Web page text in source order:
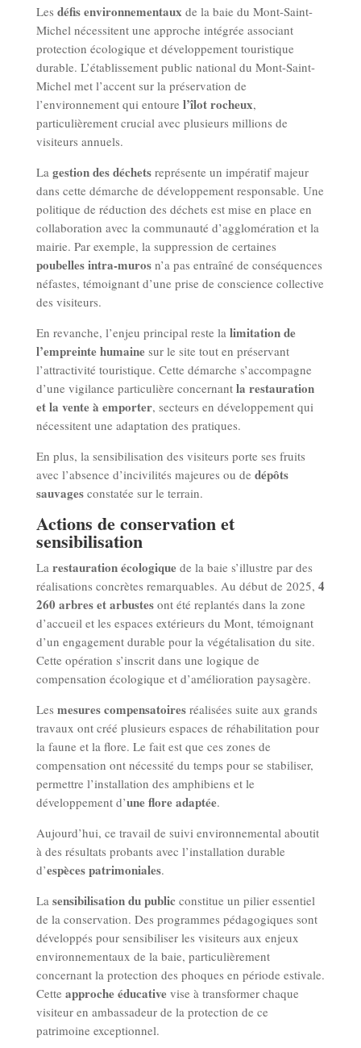
Les défis environnementaux de la baie du Mont-Saint-
Michel nécessitent une approche intégrée associant
protection écologique et développement touristique
durable. L’établissement public national du Mont-Saint-
Michel met l’accent sur la préservation de
l’environnement qui entoure l’îlot rocheux,
particulièrement crucial avec plusieurs millions de
visiteurs annuels.
La gestion des déchetsreprésente un impératif majeur
dans cette démarche de développement responsable. Une
politique de réduction des déchets est mise en place en
collaboration avec la communauté d’agglomération et la
mairie. Par exemple, la suppression de certaines
poubelles intra-murosn’a pas entraîné de conséquences
néfastes, témoignant d’une prise de conscience collective
des visiteurs.
En revanche, l’enjeu principal reste la limitation de
l’empreinte humaine sur le site tout en préservant
l’attractivité touristique. Cette démarche s’accompagne
d’une vigilance particulière concernant la restauration
et la vente à emporter, secteurs en développement qui
nécessitent une adaptation des pratiques.
En plus, la sensibilisation des visiteurs porte ses fruits
avec l’absence d’incivilités majeures ou de dépôts
sauvagesconstatée sur le terrain.
Actions de conservation et
sensibilisation
La restauration écologique de la baie s’illustre par des
réalisations concrètes remarquables. Au début de 2025, 4
260 arbres et arbustesont été replantés dans la zone
d’accueil et les espaces extérieurs du Mont, témoignant
d’un engagement durable pour la végétalisation du site.
Cette opération s’inscrit dans une logique de
compensation écologique et d’amélioration paysagère.
Les mesures compensatoiresréalisées suite aux grands
travaux ont créé plusieurs espaces de réhabilitation pour
la faune et la flore. Le fait est que ces zones de
compensation ont nécessité du temps pour se stabiliser,
permettre l’installation des amphibiens et le
développement d’une flore adaptée.
Aujourd’hui, ce travail de suivi environnemental aboutit
à des résultats probants avec l’installation durable
d’espèces patrimoniales.
La sensibilisation du publicconstitue un pilier essentiel
de la conservation. Des programmes pédagogiques sont
développés pour sensibiliser les visiteurs aux enjeux
environnementaux de la baie, particulièrement
concernant la protection des phoques en période estivale.
Cette approche éducative vise à transformer chaque
visiteur en ambassadeur de la protection de ce
patrimoine exceptionnel.